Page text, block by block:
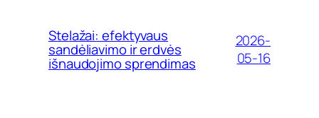
Stelažai: efektyvaus
sandėliavimo ir erdvės
išnaudojimo sprendimas
2026-
05-16